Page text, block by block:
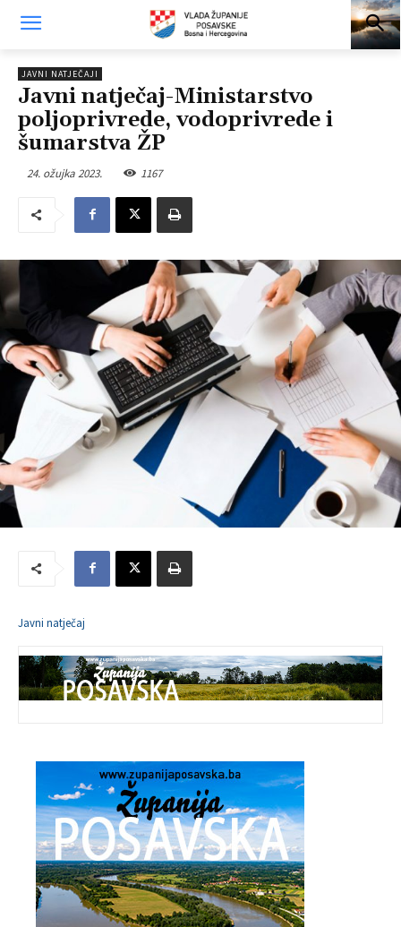
JAVNI NATJEČAJI
Javni natječaj-Ministarstvo
poljoprivrede, vodoprivrede i
šumarstva ŽP
24. ožujka 2023. 1167
Javni natječaj